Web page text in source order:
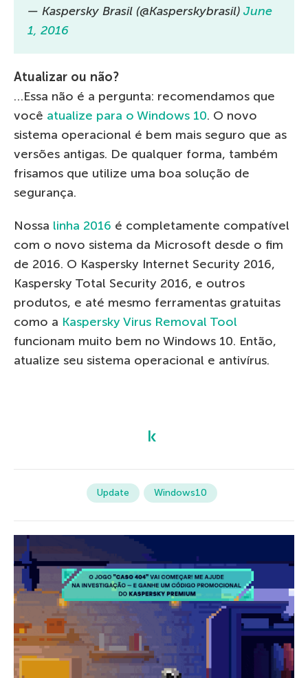
— Kaspersky Brasil (@Kasperskybrasil) June
1, 2016
Atualizar ou não?
…Essa não é a pergunta: recomendamos que
você atualize para o Windows 10. O novo
sistema operacional é bem mais seguro que as
versões antigas. De qualquer forma, também
frisamos que utilize uma boa solução de
segurança.
Nossa linha 2016 é completamente compatível
com o novo sistema da Microsoft desde o fim
de 2016. O Kaspersky Internet Security 2016,
Kaspersky Total Security 2016, e outros
produtos, e até mesmo ferramentas gratuitas
como a Kaspersky Virus Removal Tool
funcionam muito bem no Windows 10. Então,
atualize seu sistema operacional e antivírus.
Update Windows10